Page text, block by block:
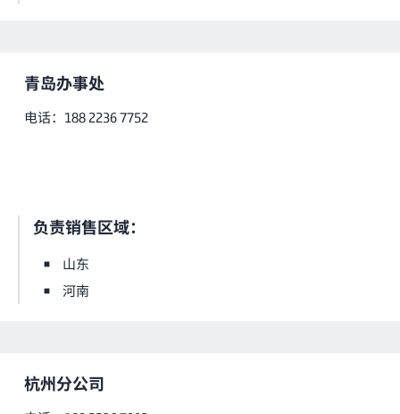
青岛办事处
电话：188 2236 7752
负责销售区域：
山东
河南
杭州分公司